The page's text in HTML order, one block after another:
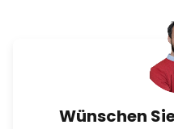
Wünschen